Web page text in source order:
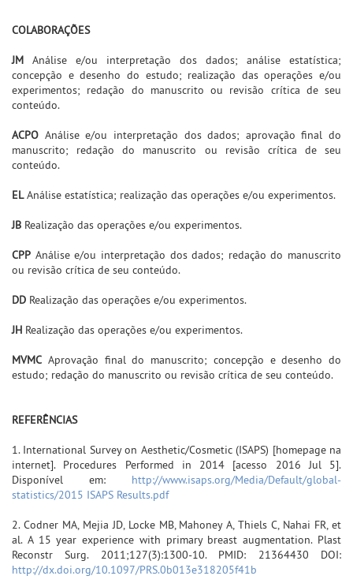
COLABORAÇÕES
JM Análise e/ou interpretação dos dados; análise estatística;
concepção e desenho do estudo; realização das operações e/ou
experimentos; redação do manuscrito ou revisão crítica de seu
conteúdo.
ACPO Análise e/ou interpretação dos dados; aprovação final do
manuscrito; redação do manuscrito ou revisão crítica de seu
conteúdo.
ELAnálise estatística; realização das operações e/ou experimentos.
JB Realização das operações e/ou experimentos.
CPP Análise e/ou interpretação dos dados; redação do manuscrito
ou revisão crítica de seu conteúdo.
DD Realização das operações e/ou experimentos.
JH Realização das operações e/ou experimentos.
MVMC Aprovação final do manuscrito; concepção e desenho do
estudo; redação do manuscrito ou revisão crítica de seu conteúdo.
REFERÊNCIAS
1. International Survey on Aesthetic/Cosmetic (ISAPS) [homepage na
internet]. Procedures Performed in 2014 [acesso 2016 Jul 5].
Disponível em: http://www.isaps.org/Media/Default/global-
statistics/2015 ISAPS Results.pdf
2. Codner MA, Mejia JD, Locke MB, Mahoney A, Thiels C, Nahai FR, et
al. A 15 year experience with primary breast augmentation. Plast
Reconstr Surg. 2011;127(3):1300-10. PMID: 21364430 DOI:
http://dx.doi.org/10.1097/PRS.0b013e318205f41b